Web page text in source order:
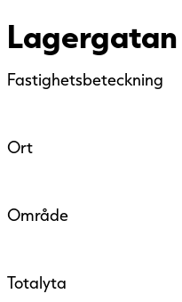
Lagergatan
Fastighetsbeteckning
Ort
Område
Totalyta